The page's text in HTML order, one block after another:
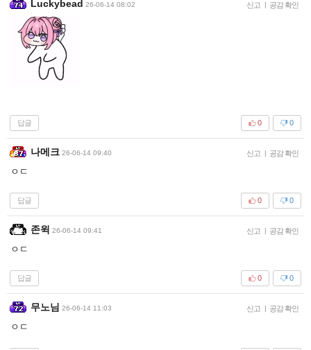
Luckybead 26-06-14 08:02 신고 | 공감 확인
답글 0
0
나메크 26-06-14 09:40 신고 | 공감 확인
ㅇㄷ
답글 0
0
존윅 26-06-14 09:41 신고 | 공감 확인
ㅇㄷ
답글 0
0
무노님 26-06-14 11:03 신고 | 공감 확인
ㅇㄷ